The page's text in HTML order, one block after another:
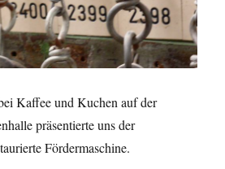
Kaffee und Kuchen auf der
präsentierte uns der
Fördermaschine.